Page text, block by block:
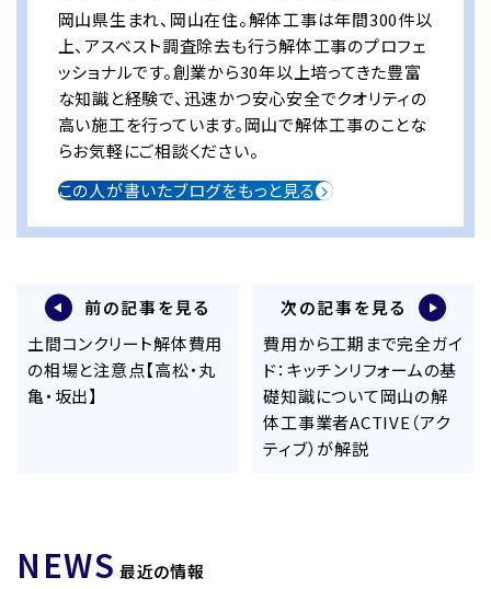
岡山県生まれ、岡山在住。解体工事は年間300件以
上、アスベスト調査除去も行う解体工事のプロフェ
ッショナルです。創業から30年以上培ってきた豊富
な知識と経験で、迅速かつ安心安全でクオリティの
高い施工を行っています。岡山で解体工事のことな
らお気軽にご相談ください。
この人が書いたブログをもっと見る
前の記事を見る
土間コンクリート解体費用
の相場と注意点【高松・丸
亀・坂出】
次の記事を見る
費用から工期まで完全ガイ
ド：キッチンリフォームの基
礎知識について岡山の解
体工事業者ACTIVE（アク
ティブ）が解説
NEWS 最近の情報